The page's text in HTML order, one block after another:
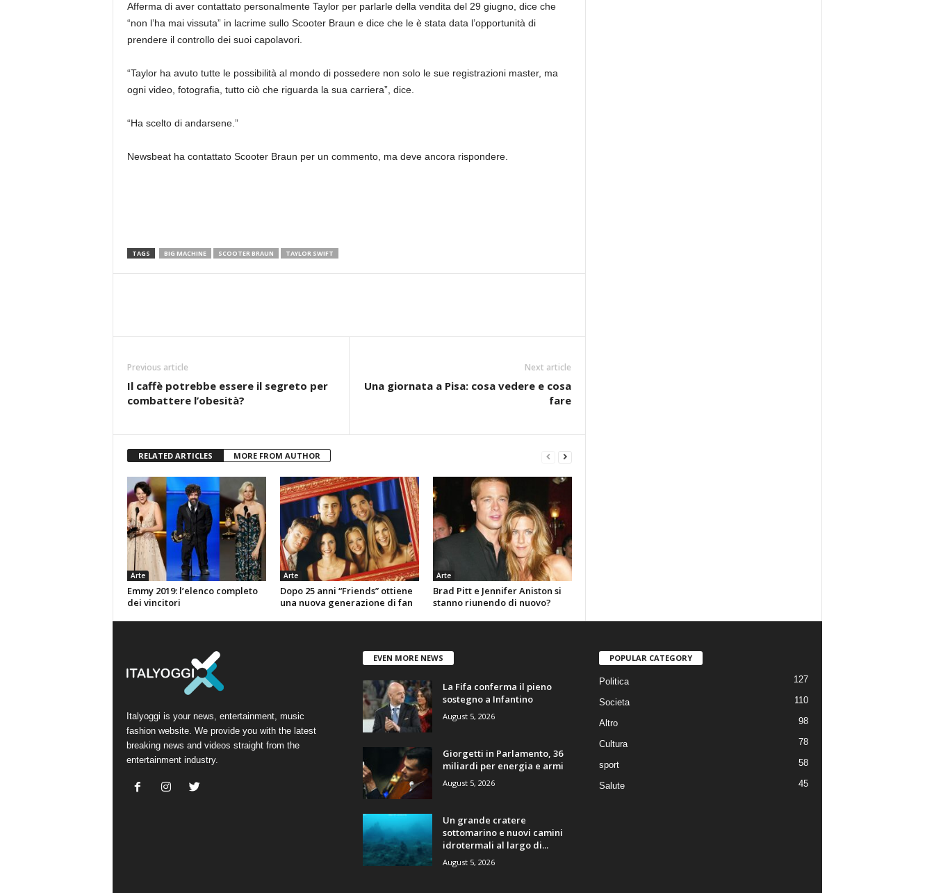
Afferma di aver contattato personalmente Taylor per parlarle della vendita del 29 giugno, dice che
“non l’ha mai vissuta” in lacrime sullo Scooter Braun e dice che le è stata data l’opportunità di
prendere il controllo dei suoi capolavori.
“Taylor ha avuto tutte le possibilità al mondo di possedere non solo le sue registrazioni master, ma
ogni video, fotografia, tutto ciò che riguarda la sua carriera”, dice.
“Ha scelto di andarsene.”
Newsbeat ha contattato Scooter Braun per un commento, ma deve ancora rispondere.
TAGS BIG MACHINE SCOOTER BRAUN TAYLOR SWIFT
Previous article
Il caffè potrebbe essere il segreto per
combattere l’obesità?
Next article
Una giornata a Pisa: cosa vedere e cosa
fare
RELATED ARTICLES MORE FROM AUTHOR
Arte
Emmy 2019: l’elenco completo
dei vincitori
Arte
Dopo 25 anni “Friends” ottiene
una nuova generazione di fan
Arte
Brad Pitt e Jennifer Aniston si
stanno riunendo di nuovo?
Italyoggi is your news, entertainment, music
fashion website. We provide you with the latest
breaking news and videos straight from the
entertainment industry.
EVEN MORE NEWS
La Fifa conferma il pieno
sostegno a Infantino
August 5, 2026
Giorgetti in Parlamento, 36
miliardi per energia e armi
August 5, 2026
Un grande cratere
sottomarino e nuovi camini
idrotermali al largo di...
August 5, 2026
POPULAR CATEGORY
Politica 127
Societa 110
Altro 98
Cultura 78
sport 58
Salute 45